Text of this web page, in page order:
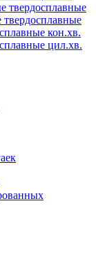
твердосплавные
кон.хв.
цил.хв.